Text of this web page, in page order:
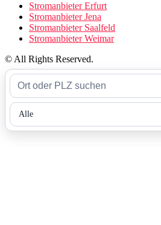
Stromanbieter Erfurt
Stromanbieter Jena
Stromanbieter Saalfeld
Stromanbieter Weimar
© All Rights Reserved.